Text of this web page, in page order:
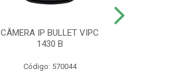
CÂMERA IP BULLET VIPC
1430 B
Código: 570044